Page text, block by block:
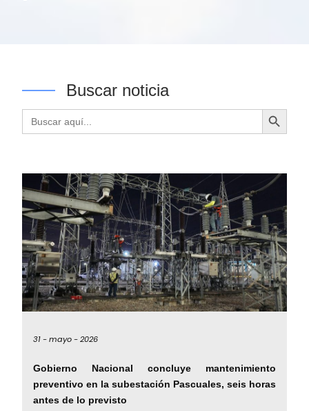
Buscar noticia
Buscar: Botón de búsqueda
31 -mayo -2026
Gobierno Nacional concluye mantenimiento
preventivo en la subestación Pascuales, seis horas
antes de lo previsto